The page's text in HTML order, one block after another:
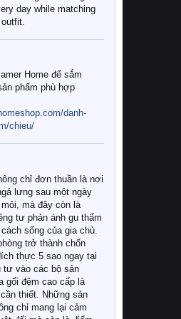
day while matching
Home để sắm
phẩm phù hợp
danh-
chieu/
chỉ đơn thuần là nơi
lưng sau một ngày
mà đây còn là
tư phản ánh gu thẩm
sống của gia chủ.
trở thành chốn
thực 5 sao ngay tại
tư vào các bộ sản
gối đệm cao cấp là
thiết. Những sản
chỉ mang lại cảm